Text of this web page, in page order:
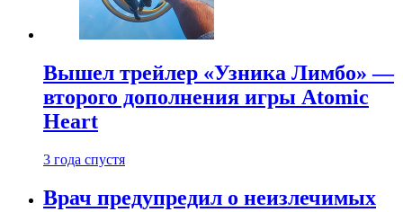
Вышел трейлер «Узника Лимбо» —
второго дополнения игры Atomic
Heart
3 года спустя
Врач предупредил о неизлечимых